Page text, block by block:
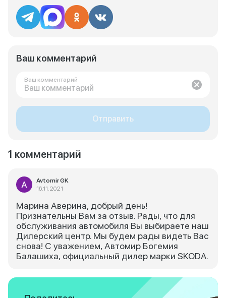
Ваш комментарий
Ваш комментарий
Отправить
1 комментарий
Avtomir GK
16.11.2021
Марина Аверина, добрый день!
Признательны Вам за отзыв. Рады, что для
обслуживания автомобиля Вы выбираете наш
Дилерский центр. Мы будем рады видеть Вас
снова! С уважением, Автомир Богемия
Балашиха, официальный дилер марки SKODA.